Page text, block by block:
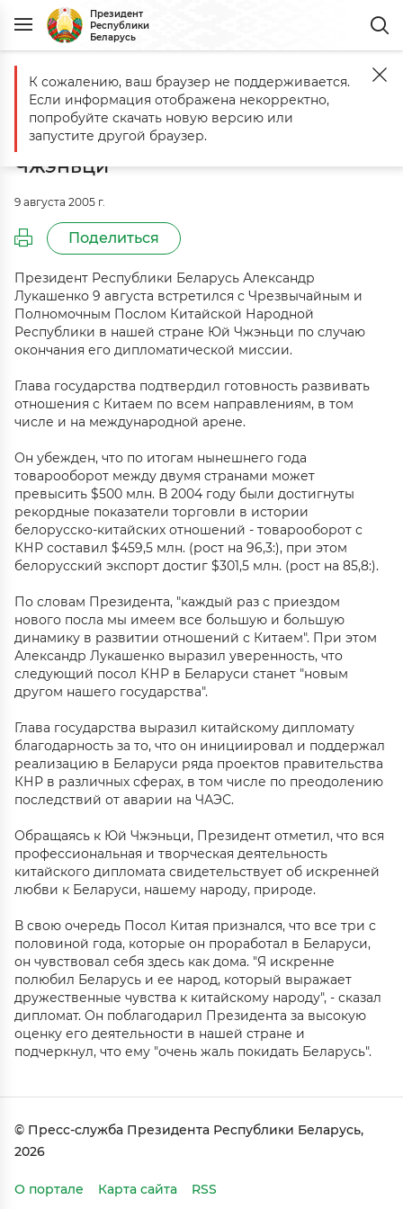
Президент
Республики
Беларусь
Главная События Встреча с Чрезвычайным и Полномочным
Встреча с Чрезвычайным и
Полномочным Послом Китая Юй
Чжэньци
9 августа 2005 г.
Поделиться
Президент Республики Беларусь Александр
Лукашенко 9 августа встретился с Чрезвычайным и
Полномочным Послом Китайской Народной
Республики в нашей стране Юй Чжэньци по случаю
окончания его дипломатической миссии.
Глава государства подтвердил готовность развивать
отношения с Китаем по всем направлениям, в том
числе и на международной арене.
Он убежден, что по итогам нынешнего года
товарооборот между двумя странами может
превысить $500 млн. В 2004 году были достигнуты
рекордные показатели торговли в истории
белорусско-китайских отношений - товарооборот с
КНР составил $459,5 млн. (рост на 96,3:), при этом
белорусский экспорт достиг $301,5 млн. (рост на 85,8:).
По словам Президента, "каждый раз с приездом
нового посла мы имеем все большую и большую
динамику в развитии отношений с Китаем". При этом
Александр Лукашенко выразил уверенность, что
следующий посол КНР в Беларуси станет "новым
другом нашего государства".
Глава государства выразил китайскому дипломату
благодарность за то, что он инициировал и поддержал
реализацию в Беларуси ряда проектов правительства
КНР в различных сферах, в том числе по преодолению
последствий от аварии на ЧАЭС.
Обращаясь к Юй Чжэньци, Президент отметил, что вся
профессиональная и творческая деятельность
китайского дипломата свидетельствует об искренней
любви к Беларуси, нашему народу, природе.
В свою очередь Посол Китая признался, что все три с
половиной года, которые он проработал в Беларуси,
он чувствовал себя здесь как дома. "Я искренне
полюбил Беларусь и ее народ, который выражает
дружественные чувства к китайскому народу", - сказал
дипломат. Он поблагодарил Президента за высокую
оценку его деятельности в нашей стране и
подчеркнул, что ему "очень жаль покидать Беларусь".
© Пресс-служба Президента Республики Беларусь,
2026
О портале Карта сайта RSS
К сожалению, ваш браузер не поддерживается.
Если информация отображена некорректно,
попробуйте скачать новую версию или
запустите другой браузер.